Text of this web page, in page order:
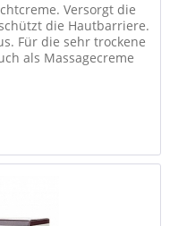
Versorgt die
die Hautbarriere.
Für die sehr trockene
als Massagecreme